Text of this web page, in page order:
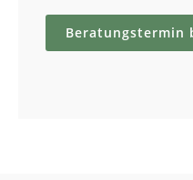
Beratungstermin